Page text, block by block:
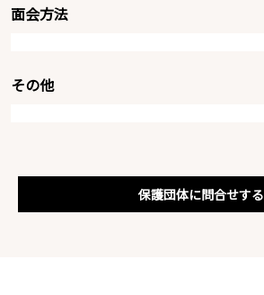
面会方法
その他
保護団体に問合せする